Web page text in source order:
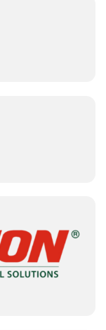
5 ngăn
tham khảo
để lại thông
BỊ DỤNG
Khu phố 8,
Thủ Đức, Tp. Hồ